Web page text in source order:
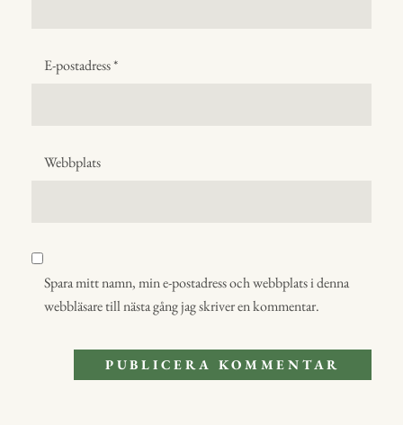
E-postadress*
Webbplats
Spara mitt namn, min e-postadress och webbplats i denna
webbläsare till nästa gång jag skriver en kommentar.